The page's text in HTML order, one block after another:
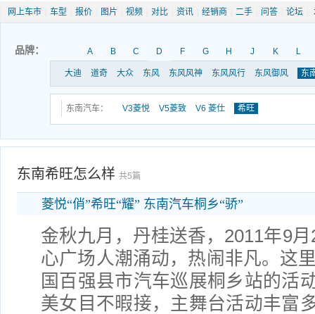
网上车市 车型 报价 图片 视频 对比 资讯 经销商 二手 问答 论坛
品牌： A B C D F G H J K L
大迪 道奇 大众 东风 东风风神 东风风行 东风御风 东
东南汽车： V3菱悦 V5菱致 V6 菱仕 希旺
东南希旺怎么样 共5篇
菱悦“俏”希旺“耀” 东南汽车桐乡“骄”
金秋九月，丹桂送香，2011年9
心广场人潮涌动，热闹非凡。这
国百强县市汽车巡展桐乡站的活
美女目不暇接，主舞台活动丰富